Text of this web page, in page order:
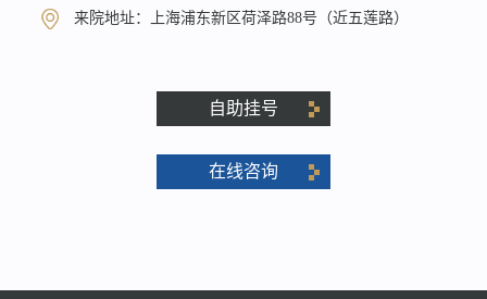
来院地址：上海浦东新区荷泽路88号（近五莲路）
自助挂号
在线咨询